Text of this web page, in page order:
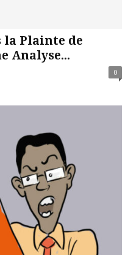
la Plainte de
Analyse...
0